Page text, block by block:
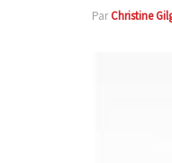
ParChristine